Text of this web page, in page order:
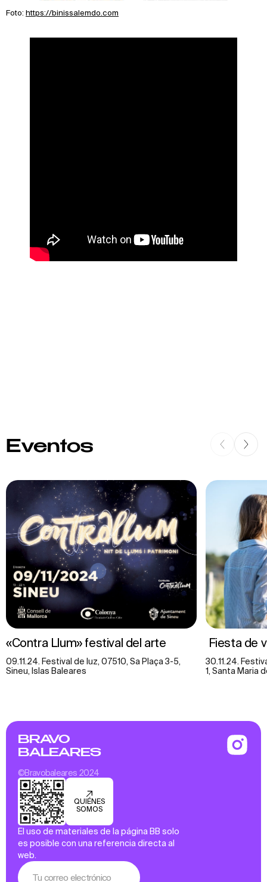
Foto: https://binissalemdo.com
Eventos
«Contra Llum» festival del arte
09.11.24. Festival de luz, 07510, Sa Plaça 3-5,
Sineu, Islas Baleares
Fiesta de
30.11.24.
1, Santa Maria
BRAVO
BALEARES
©Bravobaleares 2024
QUIÉNES
SOMOS
El uso de materiales de la página BB solo
es posible con una referencia directa al
web.